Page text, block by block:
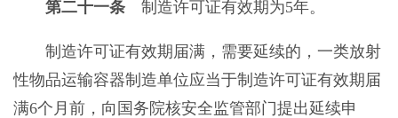
第二十一条制造许可证有效期为5年。
制造许可证有效期届满，需要延续的，一类放射
性物品运输容器制造单位应当于制造许可证有效期届
满6个月前，向国务院核安全监管部门提出延续申